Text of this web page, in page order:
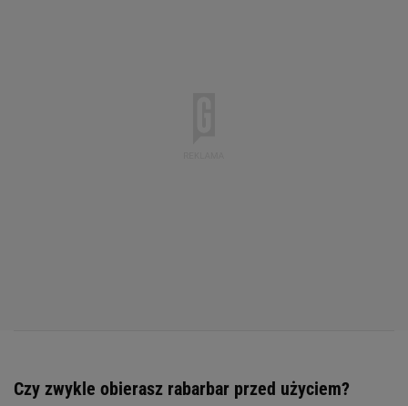
Czy zwykle obierasz rabarbar przed użyciem?